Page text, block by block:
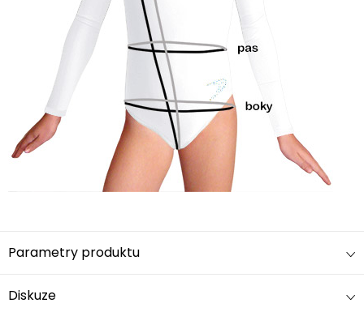
Parametry produktu
Diskuze